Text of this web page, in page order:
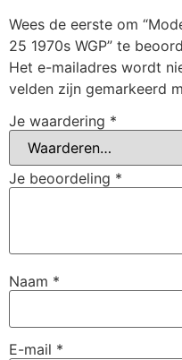
Wees de eerste om
25 1970s WGP” te
Het e-mailadres wordt
velden zijn gemarkeerd
Je waardering *
Je beoordeling *
Naam *
E-mail *